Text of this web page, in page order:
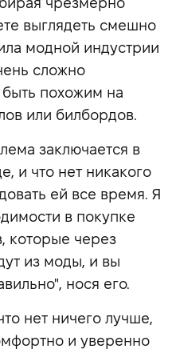
выглядеть смешно
модной индустрии
сложно
похожим на
или билбордов.
заключается в
и что нет никакого
ей все время. Я
в покупке
которые через
из моды, и вы
нося его.
нет ничего лучше,
и уверенно